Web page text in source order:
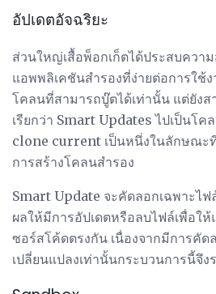
อัปเดตอัจฉริยะ
ส่วนใหญ่เสื้อพ็อกเก็ตได้ประสบความ
แอพพลิเคชันสำรองที่ง่ายต่อการใช้ง
โคลนที่สามารถบู๊ตได้เท่านั้น แต่ยังส
เรียกว่า Smart Updates ไปเป็นโ
clone current เป็นหนึ่งในลักษณะ
การสร้างโคลนสำรอง
Smart Update จะคัดลอกเฉพาะไฟ
ผลให้มีการอัปเดตหรือลบไฟล์เพื่อใ
ซอร์สโค้ดตรงกัน เนื่องจากมีการคัด
เปลี่ยนแปลงเท่านั้นกระบวนการนี้จึง